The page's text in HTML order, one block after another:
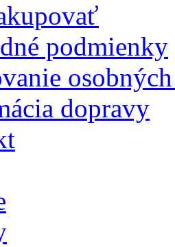
podmienky
dopravy